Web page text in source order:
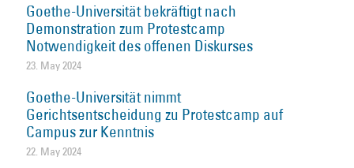
Goethe-Universität bekräftigt nach
Demonstration zum Protestcamp
Notwendigkeit des offenen Diskurses
23. May 2024
Goethe-Universität nimmt
Gerichtsentscheidung zu Protestcamp auf
Campus zur Kenntnis
22. May 2024